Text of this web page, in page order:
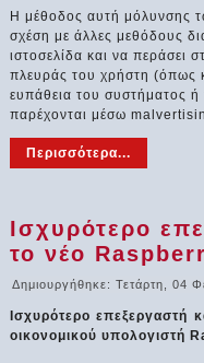
Η μέθοδος αυτή μόλυνσης
σχέση με άλλες μεθόδους
ιστοσελίδα και να περάσει
πλευράς του χρήστη (όπως
ευπάθεια του συστήματος ή
παρέχονται μέσω
Περισσότερα...
Ισχυρότερο
το νέο
Δημιουργήθηκε: Τετάρτη, 04
Ισχυρότερο
οικονομικού υπολογιστή